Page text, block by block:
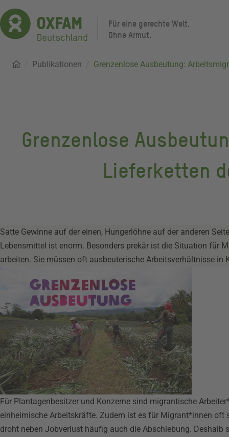
Direkt
zum
Inhalt
Für eine gerechte Welt.
Ohne Armut.
Pfadnavigation
Startseite
Publikationen Grenzenlose Ausbeutung:
Grenzenlose
Lieferketten
Satte Gewinne auf der einen, Hungerlöhne auf der anderen
Lebensmittel ist enorm. Besonders prekär ist die Situation für
arbeiten. Sie müssen oft ausbeuterische Arbeitsverhältnisse in
Oxfam / Andres Mora
Für Plantagenbesitzer und Konzerne sind migrantische
einheimische Arbeitskräfte. Zudem ist es für Migrant*innen oft
droht neben Jobverlust häufig auch die Abschiebung. Deshalb